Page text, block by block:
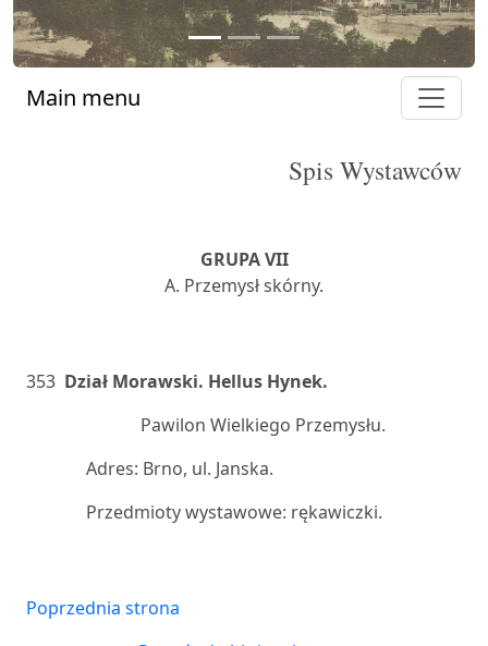
Main menu
Spis Wystawców
GRUPA VII
A. Przemysł skórny.
353 Dział Morawski. Hellus Hynek.
Pawilon Wielkiego Przemysłu.
Adres: Brno, ul. Janska.
Przedmioty wystawowe: rękawiczki.
Poprzednia strona